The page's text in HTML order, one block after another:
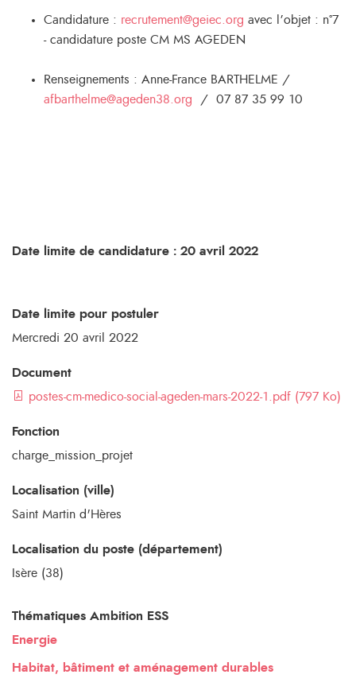
Candidature : recrutement@geiec.org avec l’objet : n°7
- candidature poste CM MS AGEDEN
Renseignements : Anne-France BARTHELME /
afbarthelme@ageden38.org / 07 87 35 99 10
Date limite de candidature : 20 avril 2022
Date limite pour postuler
Mercredi 20 avril 2022
Document
postes-cm-medico-social-ageden-mars-2022-1.pdf (797 Ko)
Fonction
charge_mission_projet
Localisation (ville)
Saint Martin d'Hères
Localisation du poste (département)
Isère (38)
Thématiques Ambition ESS
Energie
Habitat, bâtiment et aménagement durables